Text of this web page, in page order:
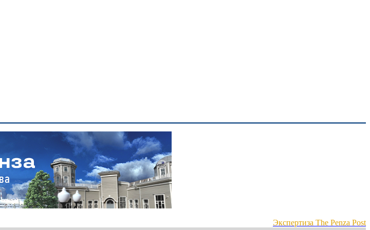
Экспертиза The Penza Post